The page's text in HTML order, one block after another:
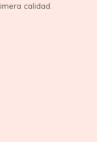
calidad.